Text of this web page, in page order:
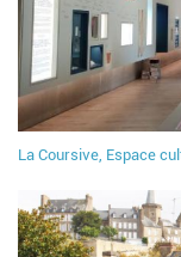
La Coursive, Espace